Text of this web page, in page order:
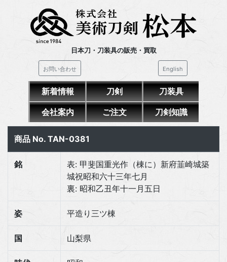
日本刀・刀装具の販売・買取
お問い合わせ English
新着情報 刀剣 刀装具
会社案内 ご注文 刀剣知識
商品 No. TAN-0381
銘
表: 甲斐国重光作（棟に）新府韮崎城築
城祝昭和六十三年七月
裏: 昭和乙丑年十一月五日
姿 平造り三ツ棟
国 山梨県